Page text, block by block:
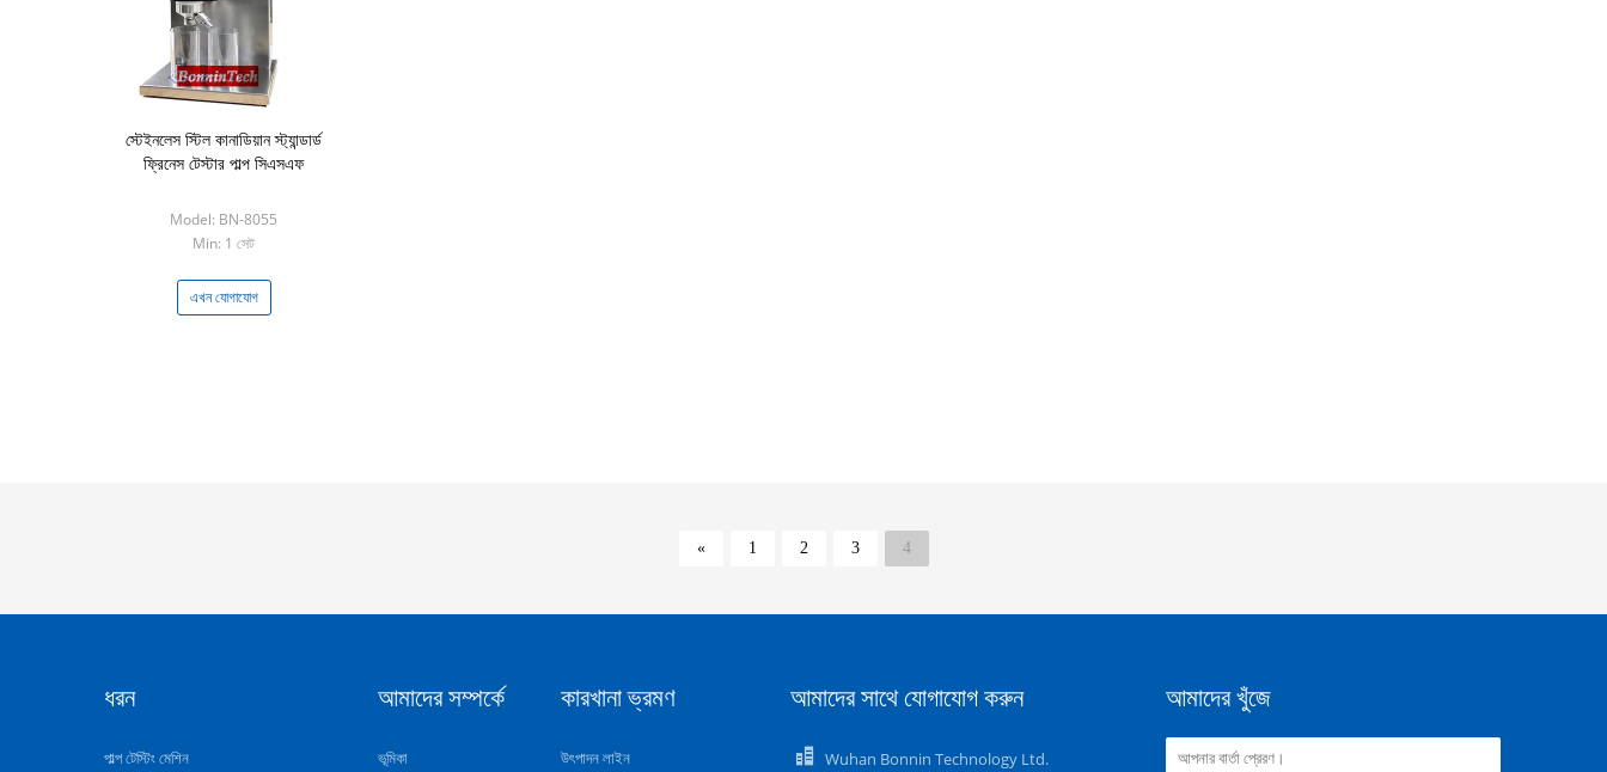
স্টেইনলেস স্টিল কানাডিয়ান স্ট্যান্ডার্ড
ফ্রিনেস টেস্টার পাল্প সিএসএফ
Model: BN-8055
Min: 1 সেট
এখন যোগাযোগ
« 1 2 3 4
ধরন
পাল্প টেস্টিং মেশিন
আমাদের সম্পর্কে
ভূমিকা
কারখানা ভ্রমণ
উৎপাদন লাইন
আমাদের সাথে যোগাযোগ করুন
Wuhan Bonnin Technology Ltd.
আমাদের খুঁজে